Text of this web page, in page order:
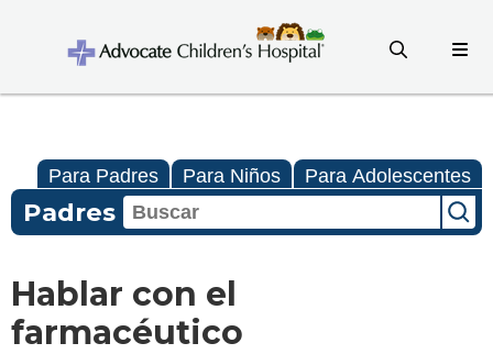
Para Padres Para Niños Para Adolescentes
Padres
Hablar con el
farmacéutico